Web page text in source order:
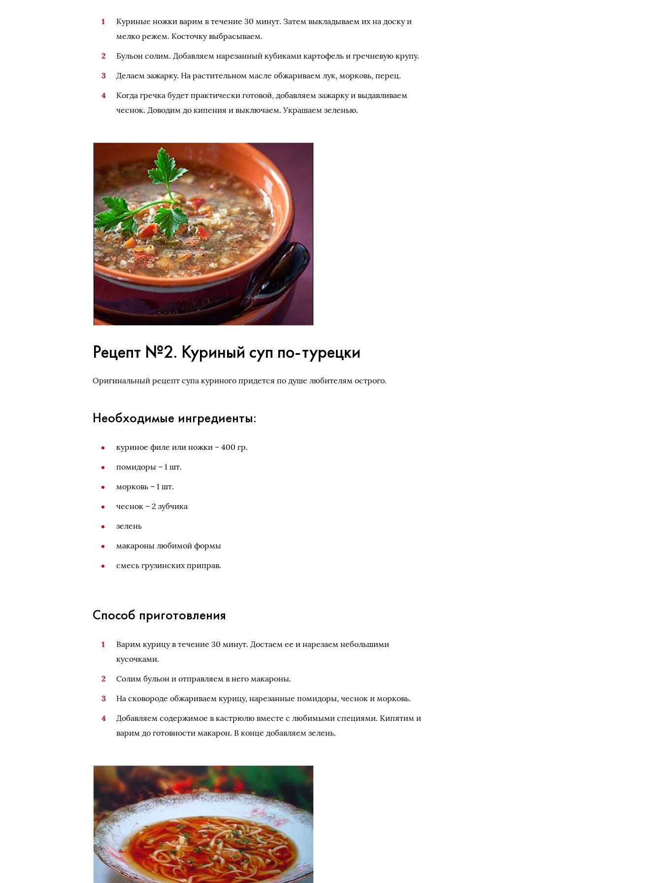
Куриные ножки варим в течение 30 минут. Затем выкладываем их на доску и
мелко режем. Косточку выбрасываем.
Бульон солим. Добавляем нарезанный кубиками картофель и гречневую крупу.
Делаем зажарку. На растительном масле обжариваем лук, морковь, перец.
Когда гречка будет практически готовой, добавляем зажарку и выдавливаем
чеснок. Доводим до кипения и выключаем. Украшаем зеленью.
Рецепт №2. Куриный суп по-турецки
Оригинальный рецепт супа куриного придется по душе любителям острого.
Необходимые ингредиенты:
куриное филе или ножки – 400 гр.
помидоры – 1 шт.
морковь – 1 шт.
чеснок – 2 зубчика
зелень
макароны любимой формы
смесь грузинских приправ.
Способ приготовления
Варим курицу в течение 30 минут. Достаем ее и нарезаем небольшими
кусочками.
Солим бульон и отправляем в него макароны.
На сковороде обжариваем курицу, нарезанные помидоры, чеснок и морковь.
Добавляем содержимое в кастрюлю вместе с любимыми специями. Кипятим и
варим до готовности макарон. В конце добавляем зелень.